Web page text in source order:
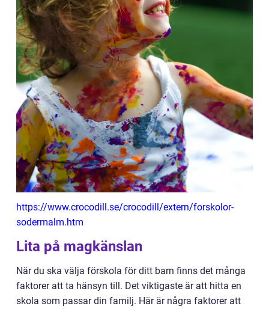
https://www.crocodill.se/crocodill/extern/forskolor-
sodermalm.htm
Lita på magkänslan
När du ska välja förskola för ditt barn finns det många
faktorer att ta hänsyn till. Det viktigaste är att hitta en
skola som passar din familj. Här är några faktorer att